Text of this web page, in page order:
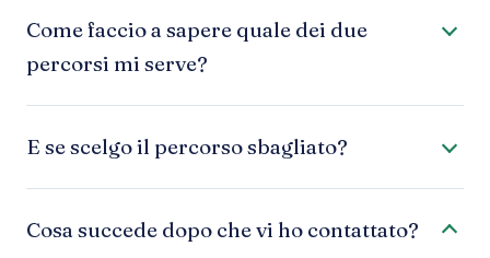
Come faccio a sapere quale dei due
percorsi mi serve?
E se scelgo il percorso sbagliato?
Cosa succede dopo che vi ho contattato?